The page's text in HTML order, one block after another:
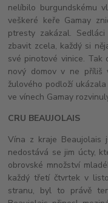
nelíbilo burgundskému
veškeré keře Gamay
ptresty zakázal.
zbavit zcela, každý si
své pinotové vinice.
nový domov v ne příliš
žulového podloží
ve vínech Gamay
CRU BEAUJOLAIS
Vína z kraje Beaujolais
nedostává se jim úcty,
obrovské množství
každý třetí čtvrtek v
stranu, byl to právě